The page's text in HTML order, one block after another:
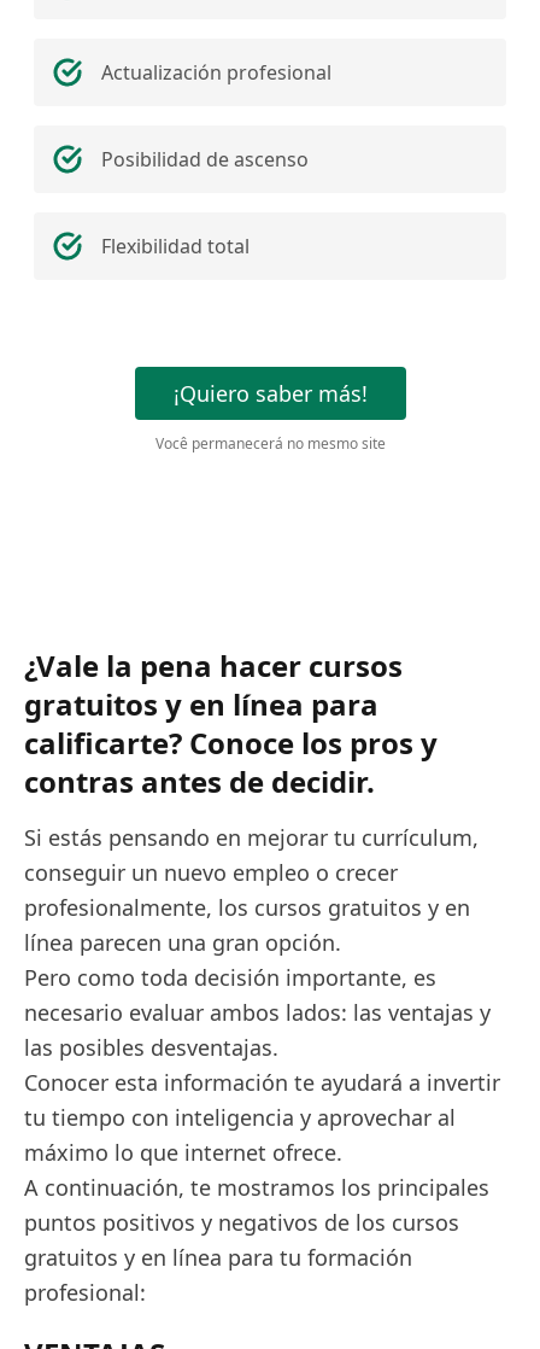
Actualización profesional
Posibilidad de ascenso
Flexibilidad total
¡Quiero saber más!
Você permanecerá no mesmo site
¿Vale la pena hacer cursos
gratuitos y en línea para
calificarte? Conoce los pros y
contras antes de decidir.
Si estás pensando en mejorar tu currículum,
conseguir un nuevo empleo o crecer
profesionalmente, los cursos gratuitos y en
línea parecen una gran opción.
Pero como toda decisión importante, es
necesario evaluar ambos lados: las ventajas y
las posibles desventajas.
Conocer esta información te ayudará a invertir
tu tiempo con inteligencia y aprovechar al
máximo lo que internet ofrece.
A continuación, te mostramos los principales
puntos positivos y negativos de los cursos
gratuitos y en línea para tu formación
profesional: